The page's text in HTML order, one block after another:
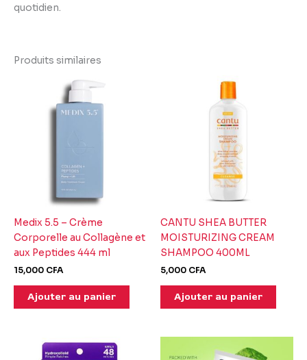
quotidien.
Produits similaires
Medix 5.5 – Crème
Corporelle au Collagène et
aux Peptides 444 ml
15,000 CFA
Ajouter au panier
CANTU SHEA BUTTER
MOISTURIZING CREAM
SHAMPOO 400ML
5,000 CFA
Ajouter au panier